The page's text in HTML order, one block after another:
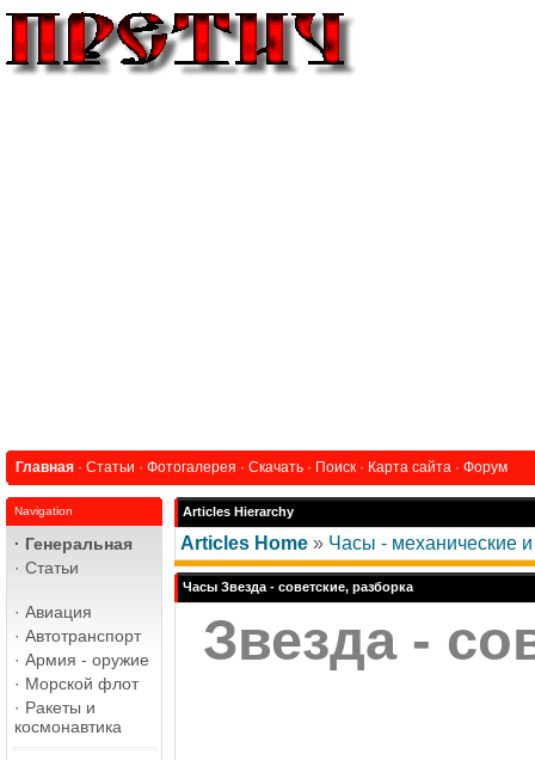
Главная · Статьи · Фотогалерея · Скачать · Поиск · Карта сайта · Форум
Navigation
· Генеральная
· Статьи
· Авиация
· Автотранспорт
· Армия - оружие
· Морской флот
· Ракеты и
космонавтика
Articles Hierarchy
Articles Home » Часы - механические
Часы Звезда - советские, разборка
Звезда -